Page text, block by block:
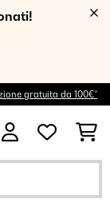
gratuita da 100€*